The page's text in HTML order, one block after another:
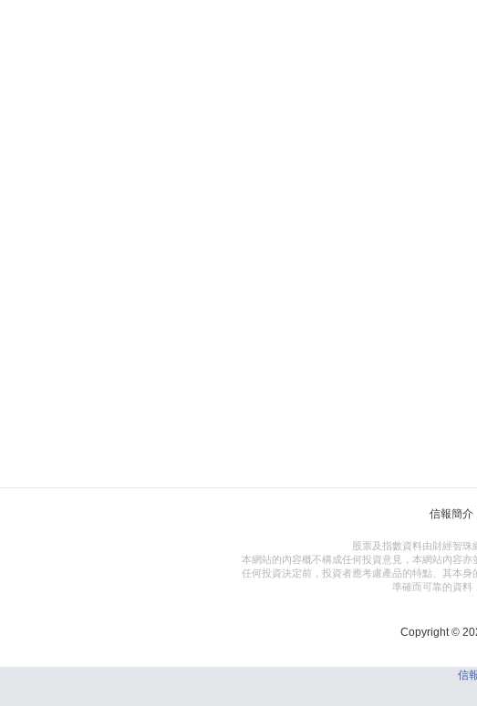
信報簡介
股票及指數資料由財經智珠
本網站的內容概不構成任何投資意見，本網站內容
任何投資決定前，投資者應考慮產品的特點、其本
準確而可靠的資料
Copyright ©
信